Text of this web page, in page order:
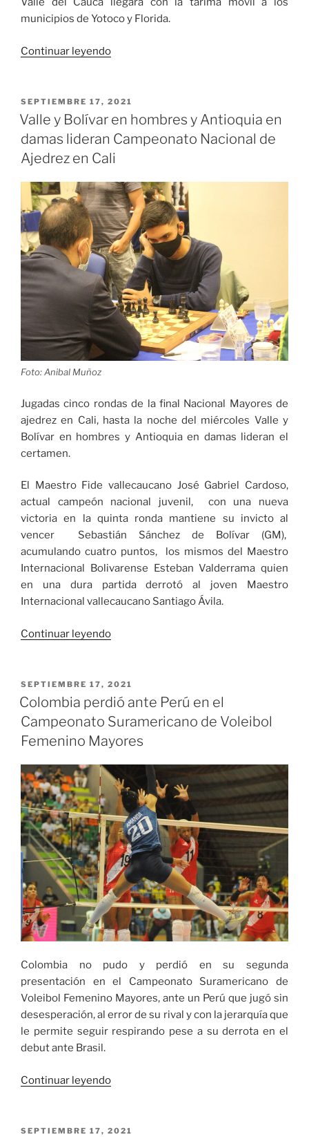
municipios de Yotoco y Florida.
Continuar leyendo«Yotoco
disfrutarán
de
las
presentaciones
artísticas
del
‘Viernes
de
la
Cultura’
de
la
Gobernación
del
Valle»
PUBLICADO
EL
SEPTIEMBRE 17, 2021
Valle y Bolívar en hombres y Antioquia en
damas lideran Campeonato Nacional de
Ajedrez en Cali
Foto: Anibal Muñoz
Jugadas cinco rondas de la final Nacional Mayores de
ajedrez en Cali, hasta la noche del miércoles Valle y
Bolívar en hombres y Antioquia en damas lideran el
certamen.
El Maestro Fide vallecaucano José Gabriel Cardoso,
actual campeón nacional juvenil, con una nueva
victoria en la quinta ronda mantiene su invicto al
vencer Sebastián Sánchez de Bolívar (GM),
acumulando cuatro puntos, los mismos del Maestro
Internacional Bolivarense Esteban Valderrama quien
en una dura partida derrotó al joven Maestro
Internacional vallecaucano Santiago Ávila.
Continuar leyendo«Valle
en
hombres
y
en
damas
lideran
Campeonato
Nacional
de
Ajedrez
en
Cali»
PUBLICADO
EL
SEPTIEMBRE 17, 2021
Colombia perdió ante Perú en el
Campeonato Suramericano de Voleibol
Femenino Mayores
Colombia no pudo y perdió en su segunda
presentación en el Campeonato Suramericano de
Voleibol Femenino Mayores, ante un Perú que jugó sin
desesperación, al error de su rival y con la jerarquía que
le permite seguir respirando pese a su derrota en el
debut ante Brasil.
Continuar leyendo«Colombia
Perú
PUBLICADO
SEPTIEMBRE 17, 2021